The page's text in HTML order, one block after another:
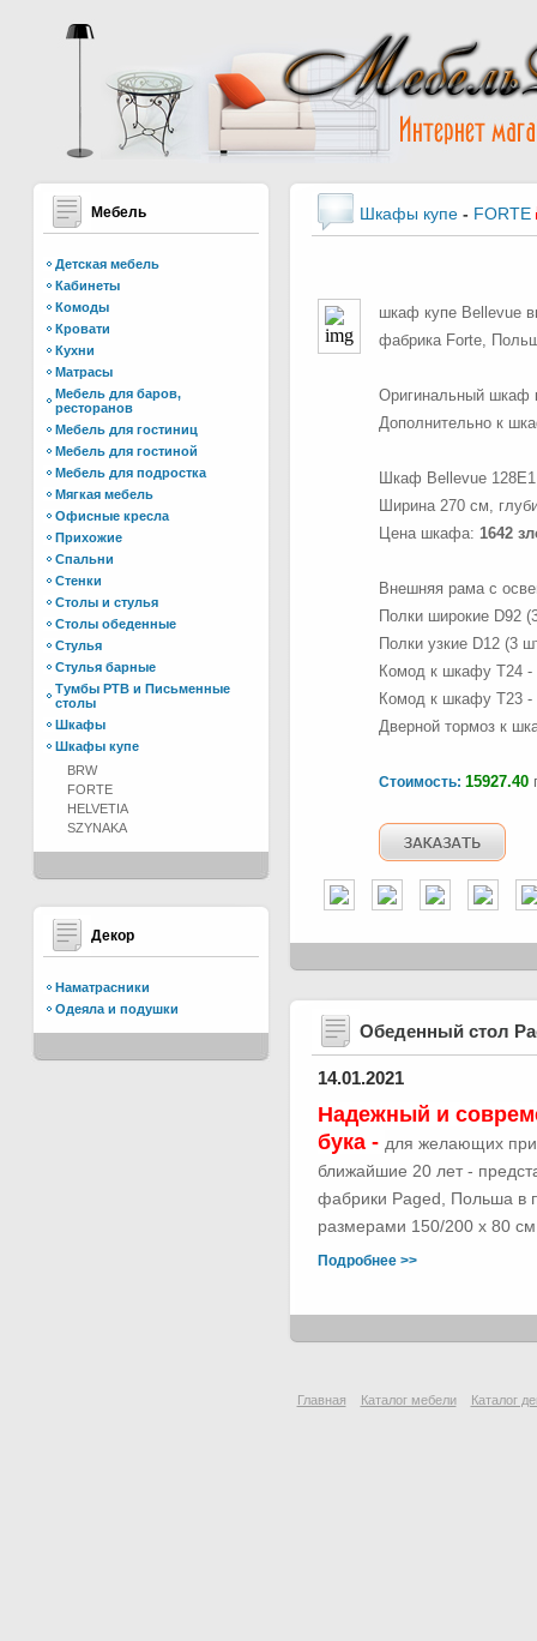
Мебель
Детская мебель
Кабинеты
Комоды
Кровати
Кухни
Матрасы
Мебель для баров,
ресторанов
Мебель для гостиниц
Мебель для гостиной
Мебель для подростка
Мягкая мебель
Офисные кресла
Прихожие
Спальни
Стенки
Столы и стулья
Столы обеденные
Стулья
Стулья барные
Тумбы РТВ и Письменные
столы
Шкафы
Шкафы купе
BRW
FORTE
HELVETIA
SZYNAKA
Декор
Наматрасники
Одеяла и подушки
Шкафы купе - FORTE
шкаф купе Bellevue
фабрика Forte,
Оригинальный шкаф
Дополнительно к
Шкаф Bellevue
Ширина 270 см,
Цена шкафа: 1642
Внешняя рама с
Полки широкие D92
Полки узкие D12 (3
Комод к шкафу T24
Комод к шкафу T23
Дверной тормоз к
Стоимость: 15927.40
Обеденный стол
14.01.2021
Надежный и
бука - для желающих
ближайшие 20 лет -
фабрики Paged, Польша в
размерами 150/200 х 80
Подробнее >>
Главная Каталог мебели Каталог